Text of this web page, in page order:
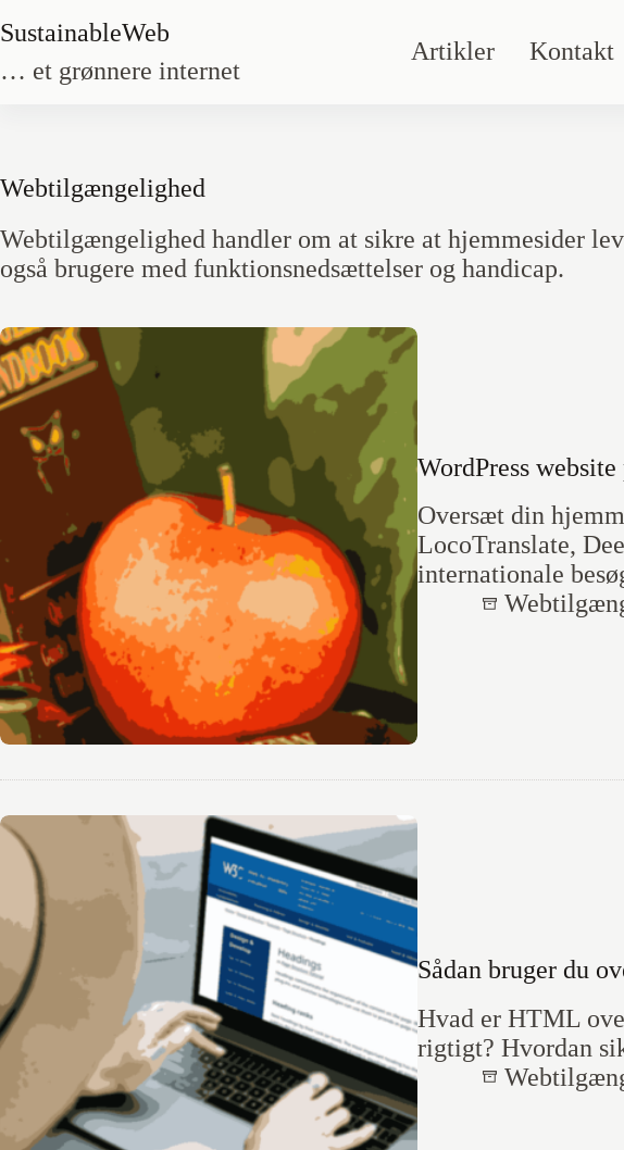
til
indhold
SustainableWeb
… et grønnere internet
Artikler Kontakt
Webtilgænge­lighed
Webtilgængelighed handler om at sikre at hjemmesider
også brugere med funktions­nedsættelser og handicap.
WordPress
Oversæt din
LocoTranslate,
internationale
Sådan bruger du
Hvad er HTML
rigtigt? Hvordan